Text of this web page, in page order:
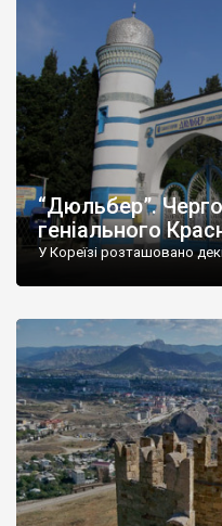
“Дюльбер”.
геніального
У Кореїзі розташовано